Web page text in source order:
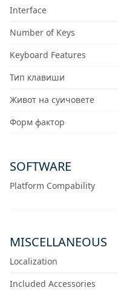
Interface
Number of Keys
Keyboard Features
Тип клавиши
Живот на суичовете
Форм фактор
SOFTWARE
Platform Compability
MISCELLANEOUS
Localization
Included Accessories